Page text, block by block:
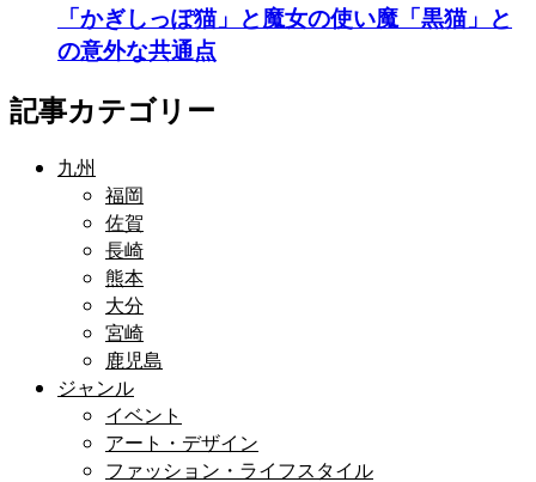
「かぎしっぽ猫」と魔女の使い魔「黒猫」と
の意外な共通点
記事カテゴリー
九州
福岡
佐賀
長崎
熊本
大分
宮崎
鹿児島
ジャンル
イベント
アート・デザイン
ファッション・ライフスタイル